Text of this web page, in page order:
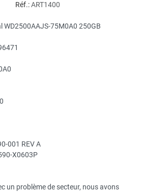
Réf.: ART1400
WD2500AAJS-75M0A0 250GB
001 REV A
X0603P
un problème de secteur, nous avons